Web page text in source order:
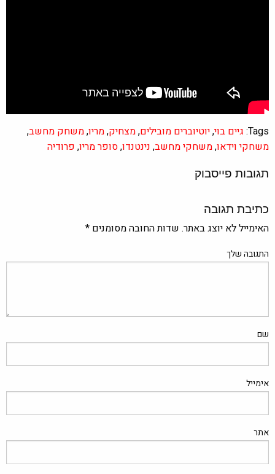
Tags: גיים בוי,יוטיוברים מובילים,מצחיק,מריו,משחק מחשב,
משחקי וידאו,משחקי מחשב, נינטנדו,סופר מריו, פרודיה
תגובות פייסבוק
כתיבת תגובה
האימייל לא יוצג באתר. שדות החובה מסומנים *
התגובה שלך
שם
אימייל
אתר